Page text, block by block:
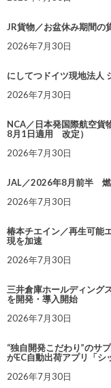
JR貨物／お盆休み期間の
2026年7月30日
にしてつドイツ現地法人
2026年7月30日
NCA／日本発国際航空貨
8月1日適用 改定）
2026年7月30日
JAL／2026年8月前半 燃
2026年7月30日
椿本チエイン／再生可能
現を加速
2026年7月30日
三井倉庫ホールディング
を開発・導入開始
2026年7月30日
“独自開発こだわり”のサ
がEC自動出荷アプリ「シ
2026年7月30日